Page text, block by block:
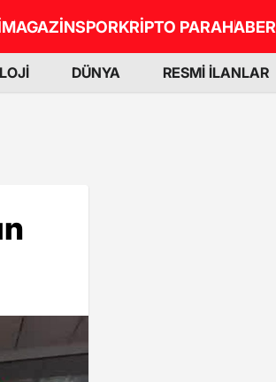
MAGAZİNSPORKRİPTO PARAHABER
DÜNYA RESMİ İLANLAR